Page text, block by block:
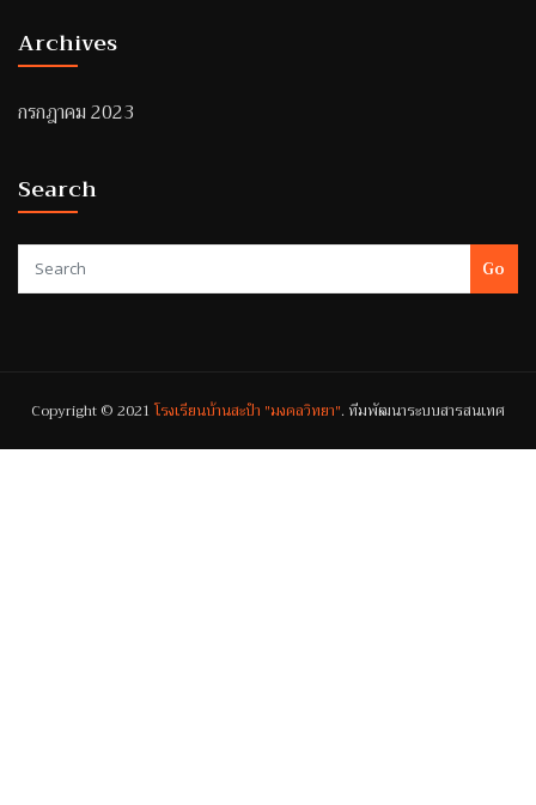
Archives
กรกฎาคม 2023
Search
Go
Copyright © 2021โรงเรียนบ้านสะปำ "มงคลวิทยา". ทีมพัฒนาระบบสารสนเทศ